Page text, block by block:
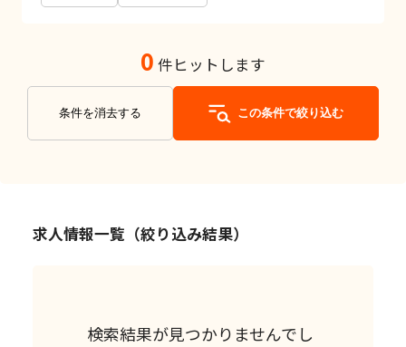
0 件ヒットします
条件を消去する この条件で絞り込む
求人情報一覧（絞り込み結果）
検索結果が見つかりませんでし